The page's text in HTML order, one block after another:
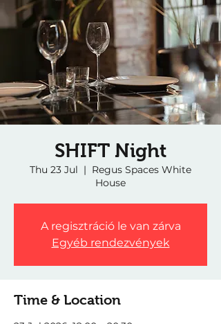
SHIFT Night
Thu 23 Jul
  |
Regus Spaces White
House
A regisztráció le van zárva
Egyéb rendezvények
Time & Location